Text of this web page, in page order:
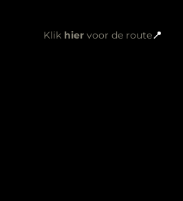
Klik hiervoor de route📍